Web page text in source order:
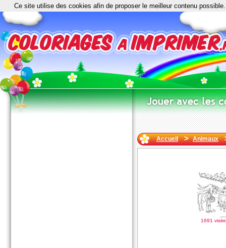
Accueil>Animaux
1691
Ce site utilise des cookies afin de proposer le meilleur contenu